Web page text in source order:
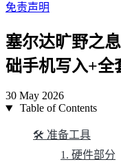
免责声明
塞尔达旷野之
础手机写入+全
30 May 2026
Table of Contents
🛠️ 准备工具
1. 硬件部分